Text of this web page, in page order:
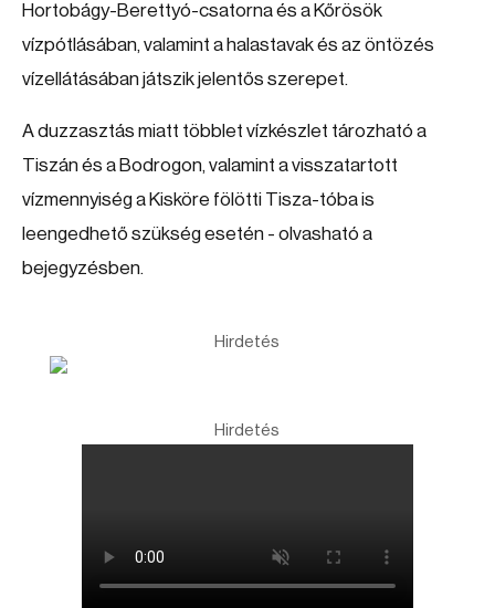
Hortobágy-Berettyó-csatorna és a Kőrösök
vízpótlásában, valamint a halastavak és az öntözés
vízellátásában játszik jelentős szerepet.
A duzzasztás miatt többlet vízkészlet tározható a
Tiszán és a Bodrogon, valamint a visszatartott
vízmennyiség a Kisköre fölötti Tisza-tóba is
leengedhető szükség esetén - olvasható a
bejegyzésben.
Hirdetés
Hirdetés